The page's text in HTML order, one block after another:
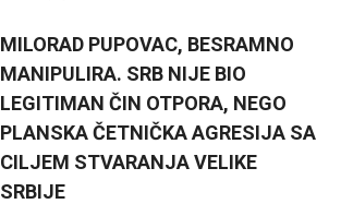
MILORAD PUPOVAC, BESRAMNO
MANIPULIRA. SRB NIJE BIO
LEGITIMAN ČIN OTPORA, NEGO
PLANSKA ČETNIČKA AGRESIJA SA
CILJEM STVARANJA VELIKE
SRBIJE